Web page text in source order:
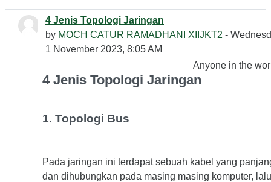
4 Jenis Topologi Jaringan
by MOCH CATUR RAMADHANI XIIJKT2 -
1 November 2023, 8:05 AM
Anyone in the
4 Jenis Topologi Jaringan
1. Topologi Bus
Pada jaringan ini terdapat sebuah kabel yang
dan dihubungkan pada masing masing komputer, lalu